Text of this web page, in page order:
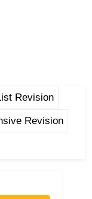
Revision
Revision